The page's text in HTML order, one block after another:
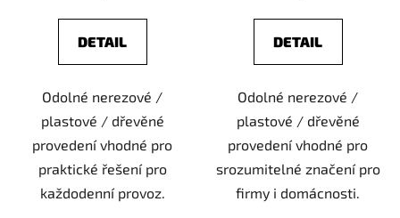
DETAIL
Odolné nerezové /
plastové / dřevěné
provedení vhodné pro
praktické řešení pro
každodenní provoz.
DETAIL
Odolné nerezové /
plastové / dřevěné
provedení vhodné pro
srozumitelné značení pro
firmy i domácnosti.